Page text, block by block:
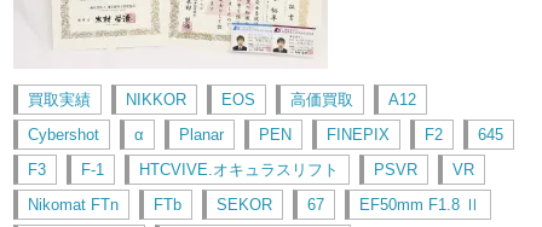
買取実績 NIKKOR EOS 高価買取
A12
Cybershot
α Planar PEN FINEPIX F2
645
F3
F-1 HTCVIVE.オキュラスリフト PSVR
VR
Nikomat FTn
FTb SEKOR 67
EF50mm F1.8 Ⅱ